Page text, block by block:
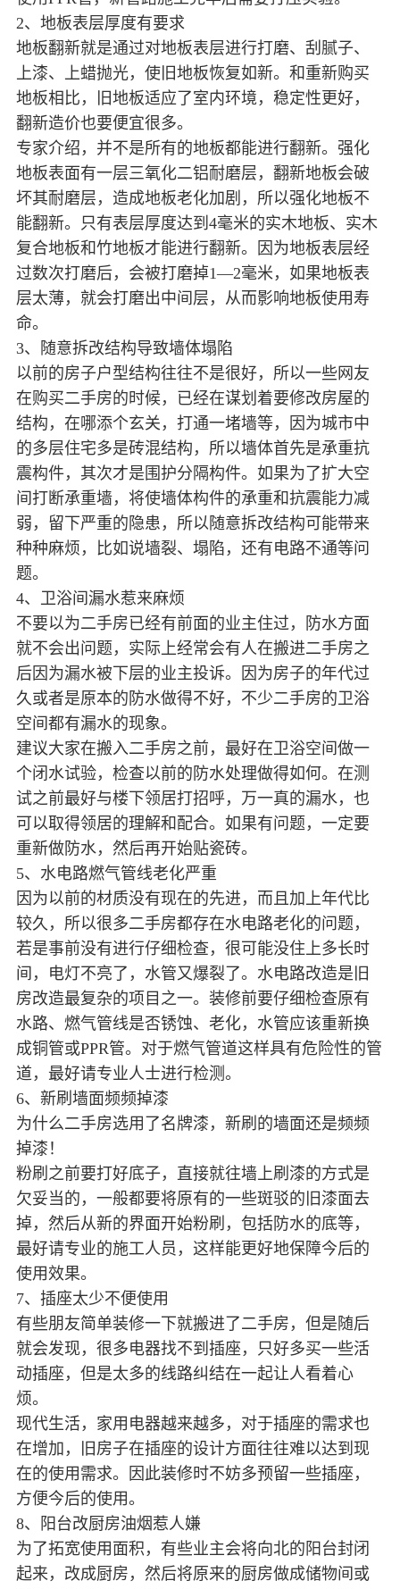
2、地板表层厚度有要求
地板翻新就是通过对地板表层进行打磨、刮腻子、
上漆、上蜡抛光，使旧地板恢复如新。和重新购买
地板相比，旧地板适应了室内环境，稳定性更好，
翻新造价也要便宜很多。
专家介绍，并不是所有的地板都能进行翻新。强化
地板表面有一层三氧化二铝耐磨层，翻新地板会破
坏其耐磨层，造成地板老化加剧，所以强化地板不
能翻新。只有表层厚度达到4毫米的实木地板、实木
复合地板和竹地板才能进行翻新。因为地板表层经
过数次打磨后，会被打磨掉1—2毫米，如果地板表
层太薄，就会打磨出中间层，从而影响地板使用寿
命。
3、随意拆改结构导致墙体塌陷
以前的房子户型结构往往不是很好，所以一些网友
在购买二手房的时候，已经在谋划着要修改房屋的
结构，在哪添个玄关，打通一堵墙等，因为城市中
的多层住宅多是砖混结构，所以墙体首先是承重抗
震构件，其次才是围护分隔构件。如果为了扩大空
间打断承重墙，将使墙体构件的承重和抗震能力减
弱，留下严重的隐患，所以随意拆改结构可能带来
种种麻烦，比如说墙裂、塌陷，还有电路不通等问
题。
4、卫浴间漏水惹来麻烦
不要以为二手房已经有前面的业主住过，防水方面
就不会出问题，实际上经常会有人在搬进二手房之
后因为漏水被下层的业主投诉。因为房子的年代过
久或者是原本的防水做得不好，不少二手房的卫浴
空间都有漏水的现象。
建议大家在搬入二手房之前，最好在卫浴空间做一
个闭水试验，检查以前的防水处理做得如何。在测
试之前最好与楼下领居打招呼，万一真的漏水，也
可以取得领居的理解和配合。如果有问题，一定要
重新做防水，然后再开始贴瓷砖。
5、水电路燃气管线老化严重
因为以前的材质没有现在的先进，而且加上年代比
较久，所以很多二手房都存在水电路老化的问题，
若是事前没有进行仔细检查，很可能没住上多长时
间，电灯不亮了，水管又爆裂了。水电路改造是旧
房改造最复杂的项目之一。装修前要仔细检查原有
水路、燃气管线是否锈蚀、老化，水管应该重新换
成铜管或PPR管。对于燃气管道这样具有危险性的管
道，最好请专业人士进行检测。
6、新刷墙面频频掉漆
为什么二手房选用了名牌漆，新刷的墙面还是频频
掉漆！
粉刷之前要打好底子，直接就往墙上刷漆的方式是
欠妥当的，一般都要将原有的一些斑驳的旧漆面去
掉，然后从新的界面开始粉刷，包括防水的底等，
最好请专业的施工人员，这样能更好地保障今后的
使用效果。
7、插座太少不便使用
有些朋友简单装修一下就搬进了二手房，但是随后
就会发现，很多电器找不到插座，只好多买一些活
动插座，但是太多的线路纠结在一起让人看着心
烦。
现代生活，家用电器越来越多，对于插座的需求也
在增加，旧房子在插座的设计方面往往难以达到现
在的使用需求。因此装修时不妨多预留一些插座，
方便今后的使用。
8、阳台改厨房油烟惹人嫌
为了拓宽使用面积，有些业主会将向北的阳台封闭
起来，改成厨房，然后将原来的厨房做成储物间或